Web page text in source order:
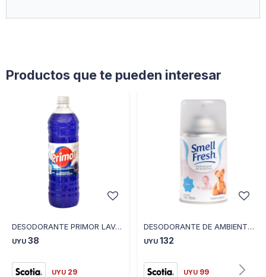
Productos que te pueden interesar
DESODORANTE PRIMOR LAVANDA 1 LT
UYU 38
UYU 29
DESODORANTE DE AMBIENTE SMELL FRESH BEBE 262 ML
UYU 132
UYU 99